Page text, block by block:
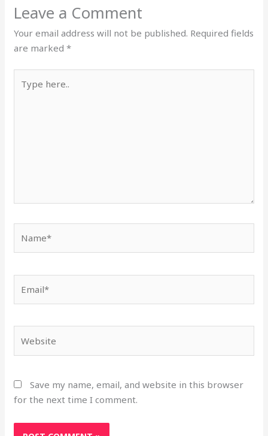
Leave a Comment
Your email address will not be published. Required fields
are marked*
here..
Save my name, email, and website in this browser
for the next time I comment.